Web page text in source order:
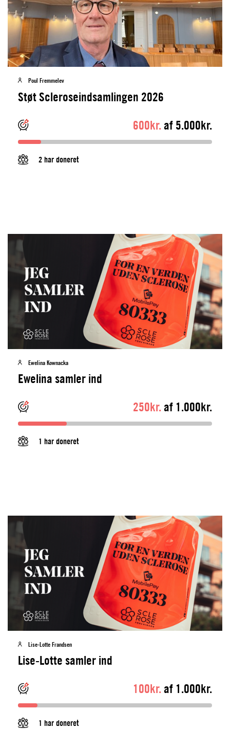
Poul Fremmelev
Støt Scleroseindsamlingen 2026
600kr. af 5.000kr.
2 har doneret
Ewelina Kownacka
Ewelina samler ind
250kr. af 1.000kr.
1 har doneret
Lise-Lotte Frandsen
Lise-Lotte samler ind
100kr. af 1.000kr.
1 har doneret